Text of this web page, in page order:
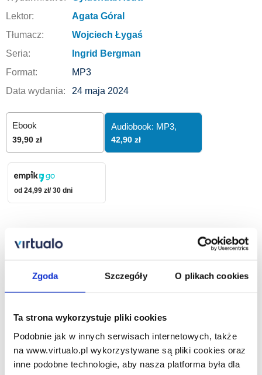
Zgoda Szczegóły O plikach cookies
Ta strona wykorzystuje pliki cookies
Podobnie jak w innych serwisach internetowych, także
na www.virtualo.pl wykorzystywane są pliki cookies oraz
inne podobne technologie, aby nasza platforma była dla
Lektor:
Agata Góral
Tłumacz:
Wojciech Łygaś
Seria:
Ingrid Bergman
Format:
MP3
Data wydania:
24 maja 2024
Ebook
39,90 zł
Audiobook: MP3,
42,90 zł
od 24,99 zł/ 30 dni
42,90zł
Opis audiobooka Szczegóły
Zasłona dymna - audiobook